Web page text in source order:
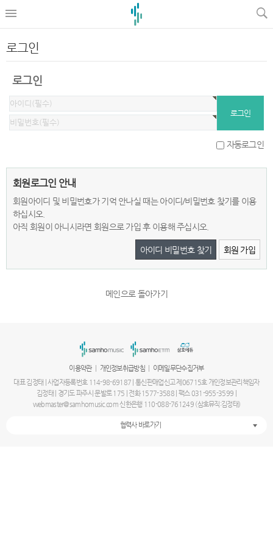
로그인
로그인
자동로그인
회원로그인 안내
회원아이디 및 비밀번호가 기억 안나실 때는 아이디/비밀번호 찾기를 이용
하십시오.
아직 회원이 아니시라면 회원으로 가입 후 이용해 주십시오.
아이디 비밀번호 찾기 회원 가입
메인으로 돌아가기
이용약관 개인정보취급방침
이메일무단수집거부
대표 김정태 | 사업자등록번호 114-98-69187 | 통신판매업신고 제06715호 개인정보관리책임자
김정태 | 경기도 파주시 문발로 175 | 전화 1577-3588 | 팩스 031-955-3599 |
webmaster@samhomusic.com 신한은행 110-088-761249 (삼호뮤직:김정태)
협력사 바로가기